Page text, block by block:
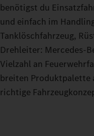
benötigst du
und einfach im
Tanklöschfahrzeug,
Drehleiter:
Vielzahl an
breiten Produktpalette
richtige